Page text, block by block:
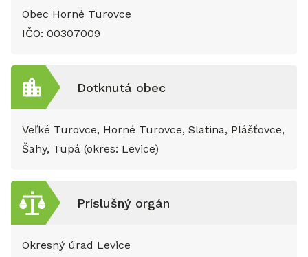
Obec Horné Turovce
IČO: 00307009
Dotknutá obec
Veľké Turovce, Horné Turovce, Slatina, Plášťovce,
Šahy, Tupá (okres: Levice)
Príslušný orgán
Okresný úrad Levice